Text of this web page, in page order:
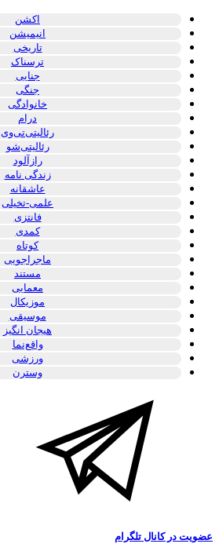
اکشن
انیمیشن
تاریخی
ترسناک
جنایی
جنگی
خانوادگی
درام
رئالیتی‌تی‌وی
رئالیتی‌شو
رازآلود
زندگی نامه
عاشقانه
علمی-تخیلی
فانتزی
کمدی
کوتاه
ماجراجویی
مستند
معمایی
موزیکال
موسیقی
هیجان انگیز
واقع‌نما
ورزشی
وسترن
عضویت در کانال تلگرام